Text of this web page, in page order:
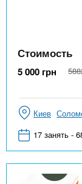
Стоимость
5 000 грн
Киев
17 занять -